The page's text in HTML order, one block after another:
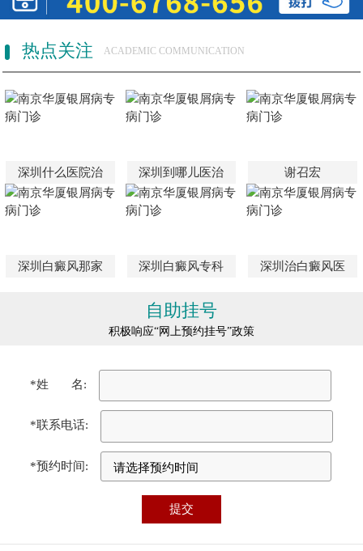
热点关注 ACADEMIC COMMUNICATION
深圳什么医院治 深圳到哪儿医治 谢召宏
深圳白癜风那家 深圳白癜风专科 深圳治白癜风医
自助挂号
积极响应“网上预约挂号”政策
*姓 名:
*联系电话:
*预约时间: